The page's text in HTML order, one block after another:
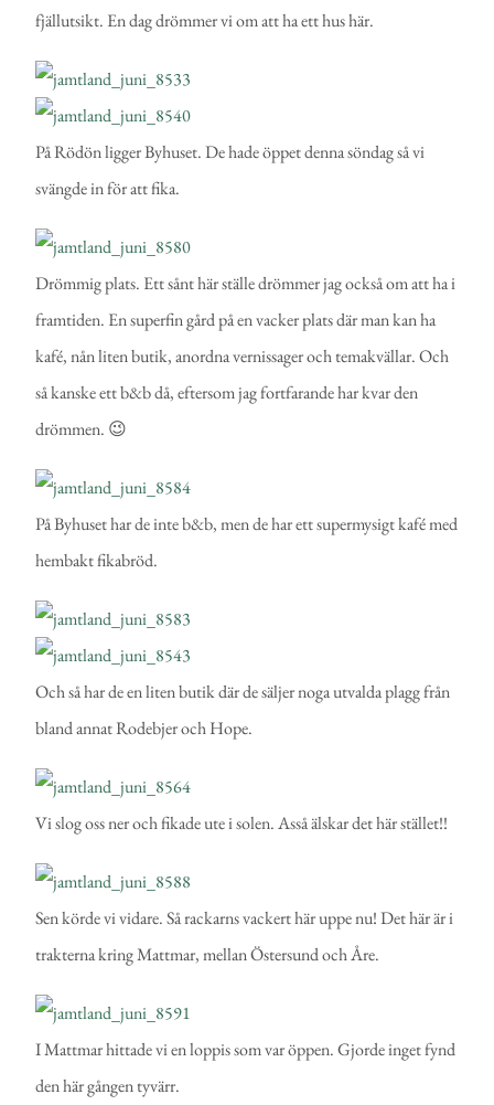
fjällutsikt. En dag drömmer vi om att ha ett hus här.
På Rödön ligger Byhuset. De hade öppet denna söndag så vi
svängde in för att fika.
Drömmig plats. Ett sånt här ställe drömmer jag också om att ha i
framtiden. En superfin gård på en vacker plats där man kan ha
kafé, nån liten butik, anordna vernissager och temakvällar. Och
så kanske ett b&b då, eftersom jag fortfarande har kvar den
drömmen. 😉
På Byhuset har de inte b&b, men de har ett supermysigt kafé med
hembakt fikabröd.
Och så har de en liten butik där de säljer noga utvalda plagg från
bland annat Rodebjer och Hope.
Vi slog oss ner och fikade ute i solen. Asså älskar det här stället!!
Sen körde vi vidare. Så rackarns vackert här uppe nu! Det här är i
trakterna kring Mattmar, mellan Östersund och Åre.
I Mattmar hittade vi en loppis som var öppen. Gjorde inget fynd
den här gången tyvärr.